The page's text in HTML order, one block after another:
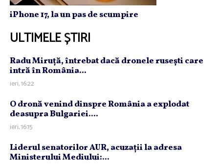
iPhone 17, la un pas de scumpire
ULTIMELE ȘTIRI
Radu Miruţă, întrebat dacă dronele ruseşti care
intră în România...
ieri, 16:22
O dronă venind dinspre România a explodat
deasupra Bulgariei....
ieri, 16:15
Liderul senatorilor AUR, acuzaţii la adresa
Ministerului Mediului:...